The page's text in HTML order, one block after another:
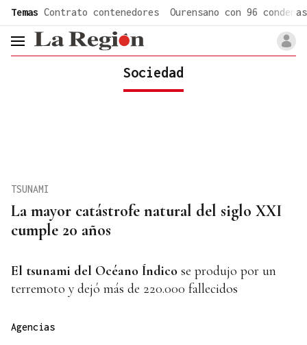
Temas Contrato contenedores Ourensano con 96 condenas
header.menu.open
Sociedad
La mayor catástrofe natural del siglo XXI
cumple 20 años
TSUNAMI
El tsunami del Océano Índico se produjo por un
terremoto y dejó más de 220.000 fallecidos
Agencias